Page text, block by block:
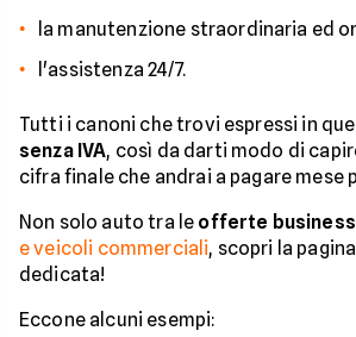
la manutenzione straordinaria ed
l'assistenza 24/7.
Tutti i canoni che trovi espressi in
senza IVA, così da darti modo di
cifra finale che andrai a pagare mese
Non solo auto tra le offerte business
e veicoli commerciali, scopri la
dedicata!
Eccone alcuni esempi: